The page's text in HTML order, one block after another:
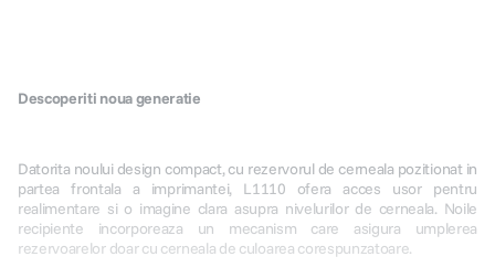
Descoperiti noua generatie
Datorita noului design compact, cu rezervorul de cerneala pozitionat in
partea frontala a imprimantei, L1110 ofera acces usor pentru
realimentare si o imagine clara asupra nivelurilor de cerneala. Noile
recipiente incorporeaza un mecanism care asigura umplerea
rezervoarelor doar cu cerneala de culoarea corespunzatoare.